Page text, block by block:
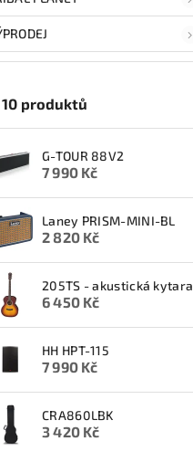
10 produktů
G-TOUR 88V2
7 990 Kč
Laney PRISM-MINI-BL
2 820 Kč
205TS - akustická kytara
6 450 Kč
HH HPT-115
7 990 Kč
CRA860LBK
3 420 Kč